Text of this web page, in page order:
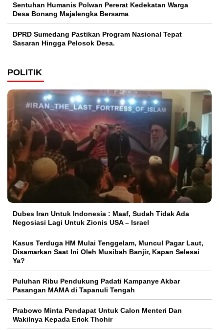
Sentuhan Humanis Polwan Pererat Kedekatan Warga
Desa Bonang Majalengka Bersama
DPRD Sumedang Pastikan Program Nasional Tepat
Sasaran Hingga Pelosok Desa.
POLITIK
Dubes Iran Untuk Indonesia : Maaf, Sudah Tidak Ada
Negosiasi Lagi Untuk Zionis USA – Israel
Kasus Terduga HM Mulai Tenggelam, Muncul Pagar Laut,
Disamarkan Saat Ini Oleh Musibah Banjir, Kapan Selesai
Ya?
Puluhan Ribu Pendukung Padati Kampanye Akbar
Pasangan MAMA di Tapanuli Tengah
Prabowo Minta Pendapat Untuk Calon Menteri Dan
Wakilnya Kepada Erick Thohir